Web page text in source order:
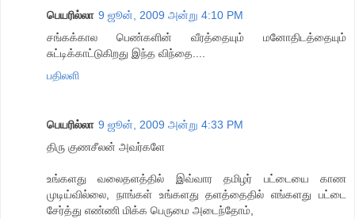
பெயரில்லா 9 ஜூன், 2009 அன்று 4:10 PM
சங்கக்கால பெண்களின் வீரத்தையும் மனோதிடத்தையும்
சுட்டிக்காட்டுகிறது இந்த விந்தை....
பதிலளி
பெயரில்லா 9 ஜூன், 2009 அன்று 4:33 PM
திரு குணசீலன் அவர்களே
உங்களது வலைதளத்தில் இவ்வார தமிழர் பட்டையை காண
முடிய்வில்லை, நாங்கள் உங்களது தளத்தைதில் எங்களது பட்டை
சேர்த்து எண்ணி மிக்க பெருமை அடைந்தோம்,